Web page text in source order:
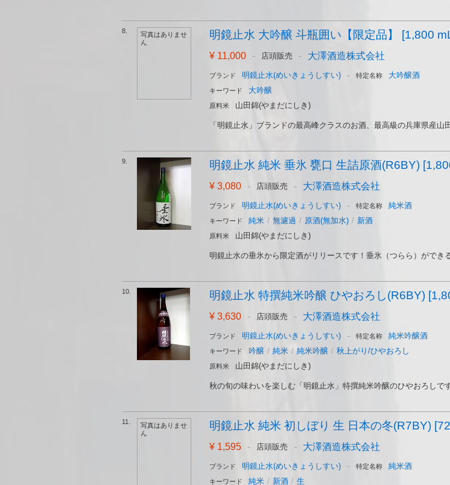
8.
写真はありませ
ん
明鏡止水 大吟醸 斗瓶囲い【限定品】 [1,800
¥ 11,000 - 店頭販売 - 大澤酒造株式会社
ブランド 明鏡止水(めいきょうしすい) - 特定名称 大吟醸酒
キーワード 大吟醸
原料米 山田錦(やまだにしき)
「明鏡止水」ブランドの最高峰クラスのお酒、最高級の兵庫県産
9. 明鏡止水 純米 垂氷 甕口 生詰原酒(R6BY)
¥ 3,080 - 店頭販売 - 大澤酒造株式会社
ブランド 明鏡止水(めいきょうしすい) - 特定名称 純米酒
キーワード 純米 / 無濾過 / 原酒(無加水) / 新酒
原料米 山田錦(やまだにしき)
明鏡止水の垂氷から限定酒がリリースです！垂氷（つらら）ができ
10. 明鏡止水 特撰純米吟醸 ひやおろし(R6BY)
¥ 3,630 - 店頭販売 - 大澤酒造株式会社
ブランド 明鏡止水(めいきょうしすい) - 特定名称 純米吟醸酒
キーワード 吟醸 / 純米 / 純米吟醸 / 秋上がり/ひやおろし
原料米 山田錦(やまだにしき)
秋の旬の味わいを楽しむ「明鏡止水」特撰純米吟醸のひやおろしで
11.
写真はありませ
ん
明鏡止水 純米 初しぼり 生 日本の冬(R7BY)
¥ 1,595 - 店頭販売 - 大澤酒造株式会社
ブランド 明鏡止水(めいきょうしすい) - 特定名称 純米酒
キーワード 純米 / 新酒 / 生